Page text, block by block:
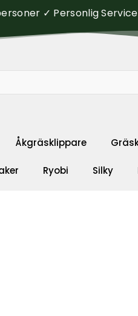
✓ Personlig
Åkgräsklippare
Ryobi Silky